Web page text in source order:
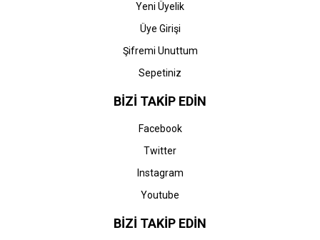
Yeni Üyelik
Üye Girişi
Şifremi Unuttum
Sepetiniz
BİZİ TAKİP EDİN
Facebook
Twitter
Instagram
Youtube
BİZİ TAKİP EDİN